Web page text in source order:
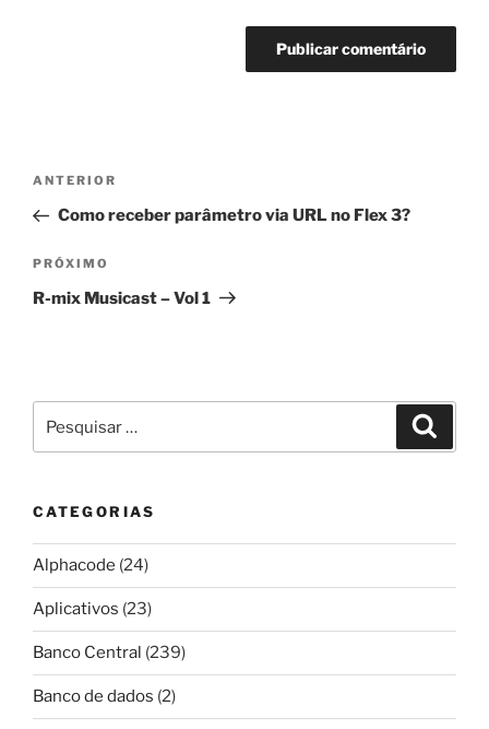
Navegação
Post
Post
anterior
ANTERIOR
Como receber parâmetro via URL no Flex 3?
Próximo
post
PRÓXIMO
R-mix Musicast – Vol 1
por:
CATEGORIAS
Alphacode (24)
Aplicativos (23)
Banco Central (239)
Banco de dados (2)